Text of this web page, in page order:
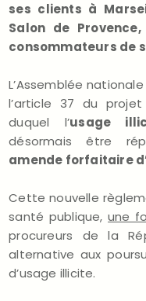
ses clients à
Salon de
consommateurs de
L’Assemblée
l’article 37 du
duquel l’usage
désormais être
amende forfaitaire
Cette nouvelle
santé publique,une
procureurs de la
alternative aux
d’usage illicite.